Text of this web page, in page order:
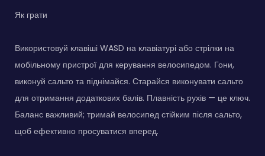
Як грати
Використовуй клавіші WASD на клавіатурі або стрілки на
мобільному пристрої для керування велосипедом. Гони,
виконуй сальто та піднімайся. Старайся виконувати сальто
для отримання додаткових балів. Плавність рухів — це ключ.
Баланс важливий; тримай велосипед стійким після сальто,
щоб ефективно просуватися вперед.